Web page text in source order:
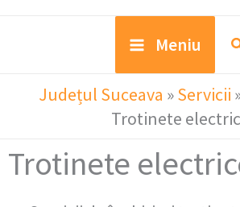
Meniu
Județul Suceava »Servicii
Trotinete
Trotinete